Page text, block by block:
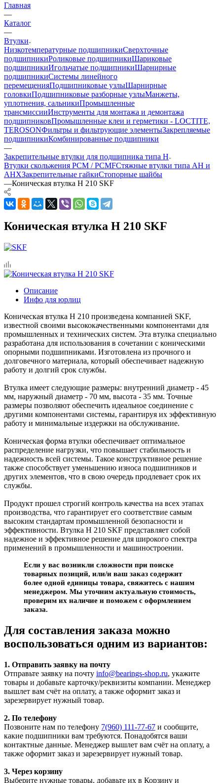
Главная
—
Каталог
—
Втулки
Низкотемпературные подшипникиСверхточные
подшипникиРоликовые подшипникиШариковые
подшипникиИгольчатые подшипникиШарнирные
подшипникиСистемы линейного
перемещенияПодшипниковые узлыШарнирные
головкиПодшипниковые разборные узлыМанжеты,
уплотнения, сальникиПромышленные
трансмиссииИнструменты для монтажа и демонтажа
подшипниковПромышленные клеи и герметики - LOCTITE,
TEROSONФильтры и фильтрующие элементыЗакрепляемые
подшипникиКомбинированные подшипники
—
Закрепительные втулки для подшипника типа H
Втулки скольжения PCM / PCMFСтяжные втулки типа AH и
AHXЗакрепительные гайкиСтопорные шайбы
—Коническая втулка H 210 SKF
Коническая втулка H 210 SKF
Описание
Инфо для юрлиц
Коническая втулка H 210 произведена компанией SKF,
известной своими высококачественными компонентами для
промышленных и технических систем. Эта втулка специально
разработана для использования в сочетании с коническими
опорными подшипниками. Изготовлена из прочного и
долговечного материала, который обеспечивает надежную
работу и долгий срок службы.
Втулка имеет следующие размеры: внутренний диаметр - 45
мм, наружный диаметр - 70 мм, высота - 35 мм. Точные
размеры позволяют обеспечить идеальное соединение с
другими компонентами системы, гарантируя их эффективную
работу и минимальные издержки на обслуживание.
Коническая форма втулки обеспечивает оптимальное
распределение нагрузки, что повышает стабильность и
надежность всей системы. Такое конструктивное решение
также способствует уменьшению износа подшипников и
других элементов, что в свою очередь продлевает срок их
службы.
Продукт прошел строгий контроль качества на всех этапах
производства, что гарантирует его соответствие самым
высоким стандартам промышленной безопасности и
эффективности. Втулка H 210 SKF представляет собой
надежное и эффективное решение для широкого спектра
применений в промышленности и машиностроении.
Если у вас возникли сложности при поиске
товарных позиций, или/и ваш заказ содержит
более одной единицы товара, свяжитесь с нашим
менеджером. Мы уточним актуальную стоимость,
проверим их наличие и поможем с оформлением
заказа.
Для составления заказа можно
воспользоваться одним из вариантов:
1. Отправить заявку на почту
Отправьте заявку на почту info@bearings-shop.ru, укажите
товары и добавьте карточку/реквизиты компании. Менеджер
вышлет вам счёт на оплату, а также оформит заказ и
зарезервирует нужный товар.
2. По телефону
Позвоните нам по телефону 7(960) 111-77-67 и сообщите,
какие подшипники вам требуются. Понадобятся ваши
контактные данные. Менеджер вышлет вам счёт на оплату, а
также оформит заказ и зарезервирует нужный товар.
3. Через корзину
Выберите нужные товары, добавьте их в Корзину и